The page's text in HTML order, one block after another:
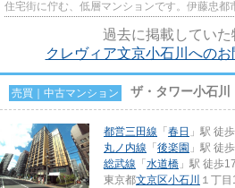
住宅街に佇む、低層マンションです。伊藤忠都
過去に掲載していた
クレヴィア文京小石川への
売買｜中古マンション ザ・タワー小石川
都営三田線 「 春日 」駅 徒
丸ノ内線 「 後楽園 」駅 徒
総武線 「 水道橋 」駅 徒歩
東京都文京区小石川 １丁